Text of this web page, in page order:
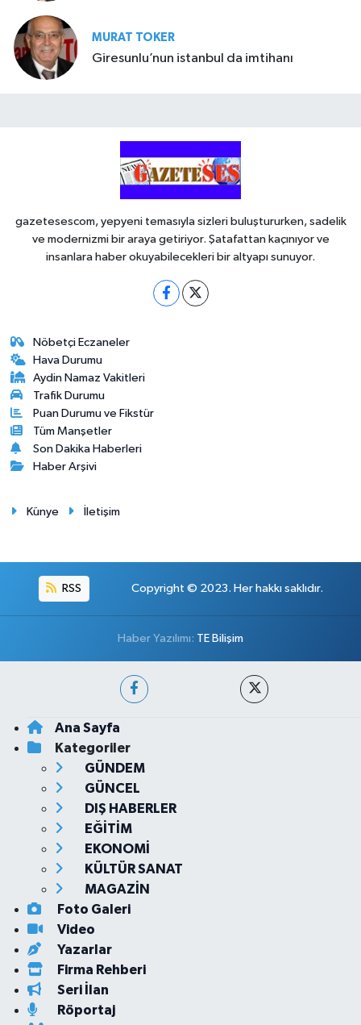
MURAT TOKER
Giresunlu’nun istanbul da imtihanı
gazetesescom, yepyeni temasıyla sizleri buluştururken, sadelik
ve modernizmi bir araya getiriyor. Şatafattan kaçınıyor ve
insanlara haber okuyabilecekleri bir altyapı sunuyor.
Nöbetçi Eczaneler
Hava Durumu
Aydin Namaz Vakitleri
Trafik Durumu
Puan Durumu ve Fikstür
Tüm Manşetler
Son Dakika Haberleri
Haber Arşivi
Künye İletişim
RSS Copyright © 2023. Her hakkı saklıdır.
Haber Yazılımı: TE Bilişim
Ana Sayfa
Kategoriler
GÜNDEM
GÜNCEL
DIŞ HABERLER
EĞİTİM
EKONOMİ
KÜLTÜR SANAT
MAGAZİN
Foto Galeri
Video
Yazarlar
Firma Rehberi
Seri İlan
Röportaj